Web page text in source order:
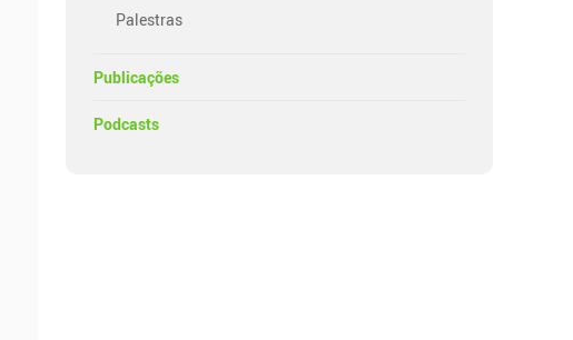
Palestras
Publicações
Podcasts